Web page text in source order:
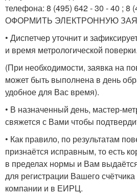
телефона: 8 (495) 642 - 30 - 40 ; 8
ОФОРМИТЬ ЭЛЕКТРОННУЮ
• Диспетчер уточнит и
и время метрологической поверки.
(При необходимости, заявка на
может быть выполнена в день
удобное для Вас время).
• В назначенный день, мастер-
свяжется с Вами чтобы
• Как правило, по результатам
признаётся исправным, то есть
в пределах нормы и Вам
для регистрации Вашего
компании и в ЕИРЦ.